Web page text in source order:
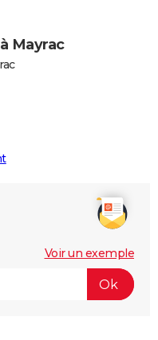
Mayrac
Voir un exemple